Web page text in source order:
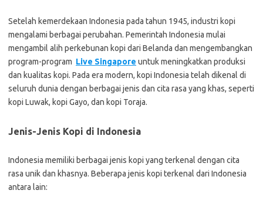
Setelah kemerdekaan Indonesia pada tahun 1945, industri kopi
mengalami berbagai perubahan. Pemerintah Indonesia mulai
mengambil alih perkebunan kopi dari Belanda dan mengembangkan
program-program Live Singapore untuk meningkatkan produksi
dan kualitas kopi. Pada era modern, kopi Indonesia telah dikenal di
seluruh dunia dengan berbagai jenis dan cita rasa yang khas, seperti
kopi Luwak, kopi Gayo, dan kopi Toraja.
Jenis-Jenis Kopi di Indonesia
Indonesia memiliki berbagai jenis kopi yang terkenal dengan cita
rasa unik dan khasnya. Beberapa jenis kopi terkenal dari Indonesia
antara lain: